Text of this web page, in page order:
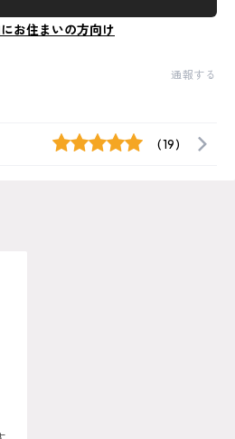
お住まいの方向け
通報する
(19)